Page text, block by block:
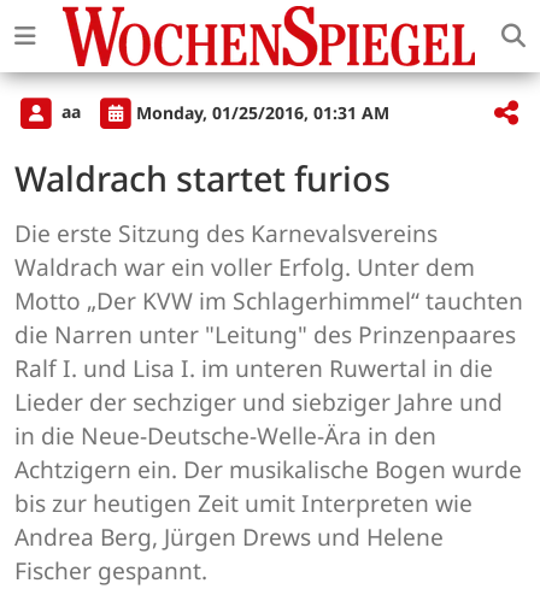
aa Monday, 01/25/2016, 01:31 AM
Waldrach startet furios
Die erste Sitzung des Karnevalsvereins
Waldrach war ein voller Erfolg. Unter dem
Motto „Der KVW im Schlagerhimmel“ tauchten
die Narren unter "Leitung" des Prinzenpaares
Ralf I. und Lisa I. im unteren Ruwertal in die
Lieder der sechziger und siebziger Jahre und
in die Neue-Deutsche-Welle-Ära in den
Achtzigern ein. Der musikalische Bogen wurde
bis zur heutigen Zeit umit Interpreten wie
Andrea Berg, Jürgen Drews und Helene
Fischer gespannt.